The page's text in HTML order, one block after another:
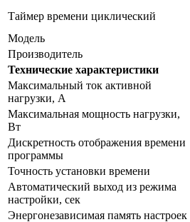
Таймер времени циклический
Модель
Производитель
Технические характеристики
Максимальный ток активной
нагрузки, А
Максимальная мощность нагрузки,
Вт
Дискретность отображения времени
программы
Точность установки времени
Автоматический выход из режима
настройки, сек
Энергонезависимая память настроек